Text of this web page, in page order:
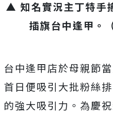
▲ 知名實況主丁特手
插旗台中逢甲。
台中逢甲店於母親節
首日便吸引大批粉絲
的強大吸引力。為慶